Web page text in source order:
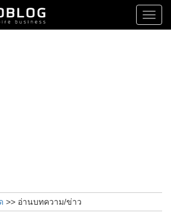
>> อ่านบทความ/ข่าว